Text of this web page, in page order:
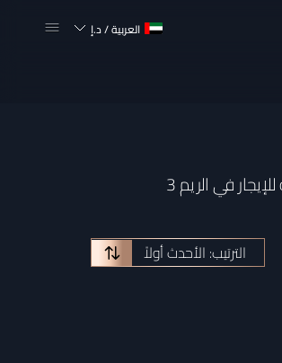
العربية/د.إ
الترتيب: الأحدث أولاً